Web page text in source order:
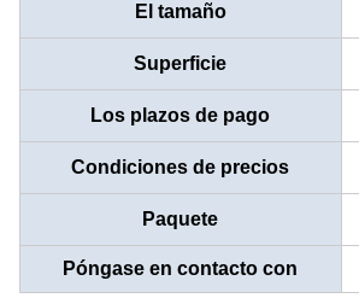
El tamaño
Superficie
Los plazos de pago
Condiciones de precios
Paquete
Póngase en contacto con